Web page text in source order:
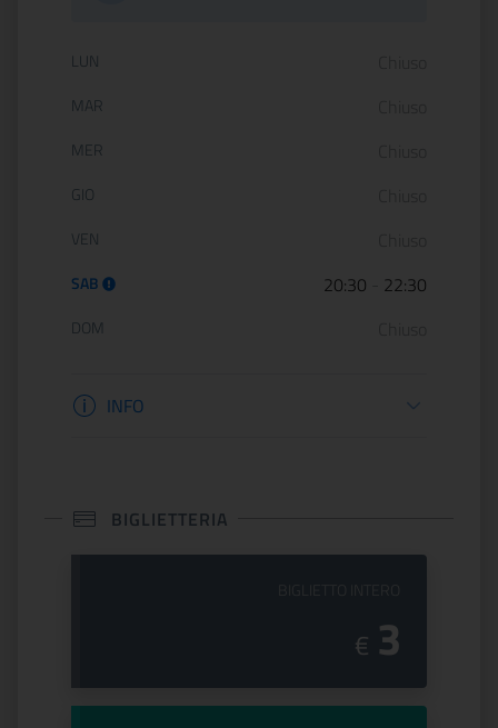
Orario di apertura:
LUN
MAR
MER
GIO
VEN
SAB 20:30 22:30
DOM
Informazioni apertura
INFO
BIGLIETTERIA
€ 3